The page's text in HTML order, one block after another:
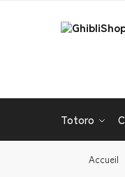
Totoro
Accueil